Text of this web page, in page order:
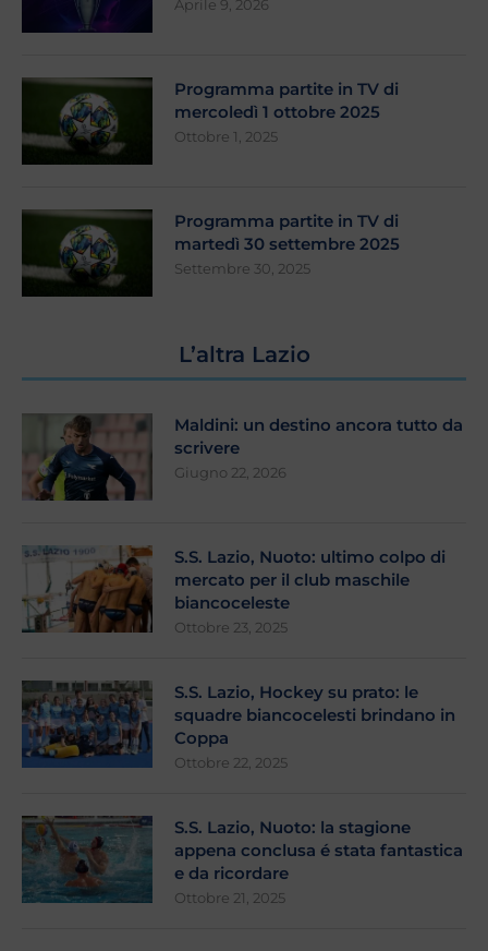
Aprile 9, 2026
Programma partite in TV di
mercoledì 1 ottobre 2025
Ottobre 1, 2025
Programma partite in TV di
martedì 30 settembre 2025
Settembre 30, 2025
L’altra Lazio
Maldini: un destino ancora tutto da
scrivere
Giugno 22, 2026
S.S. Lazio, Nuoto: ultimo colpo di
mercato per il club maschile
biancoceleste
Ottobre 23, 2025
S.S. Lazio, Hockey su prato: le
squadre biancocelesti brindano in
Coppa
Ottobre 22, 2025
S.S. Lazio, Nuoto: la stagione
appena conclusa é stata fantastica
e da ricordare
Ottobre 21, 2025